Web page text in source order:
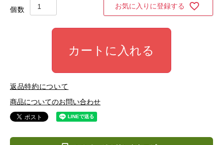
お気に入りに登録する
カートに入れる
返品特約について
商品についてのお問い合わせ